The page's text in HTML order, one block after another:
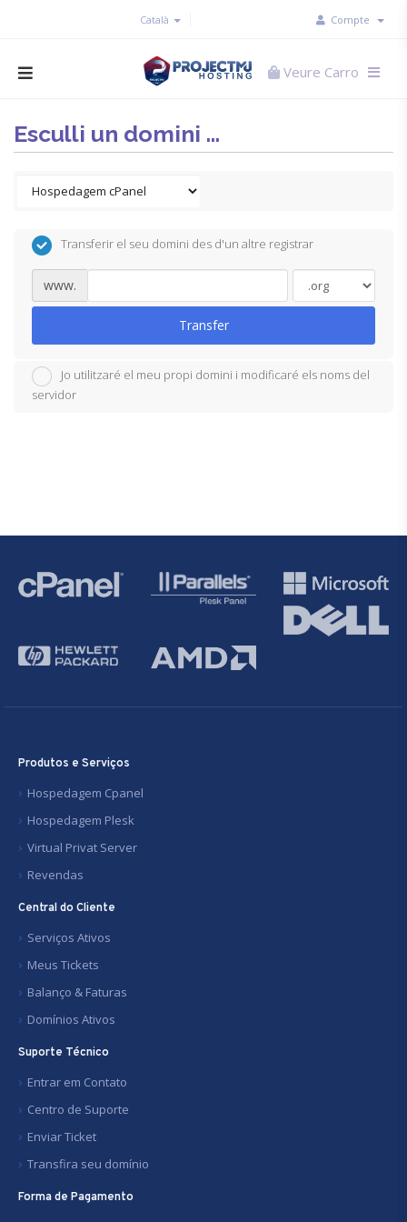
Català Compte
Veure Carro
Esculli un domini ...
Transferir el seu domini des d'un altre registrar
www.
Transfer
Jo utilitzaré el meu propi domini i modificaré els noms del
servidor
Produtos e Serviços
Hospedagem Cpanel
Hospedagem Plesk
Virtual Privat Server
Revendas
Central do Cliente
Serviços Ativos
Meus Tickets
Balanço & Faturas
Domínios Ativos
Suporte Técnico
Entrar em Contato
Centro de Suporte
Enviar Ticket
Transfira seu domínio
Forma de Pagamento